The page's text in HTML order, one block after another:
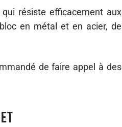
résiste efficacement aux
en métal et en acier, de
de faire appel à des